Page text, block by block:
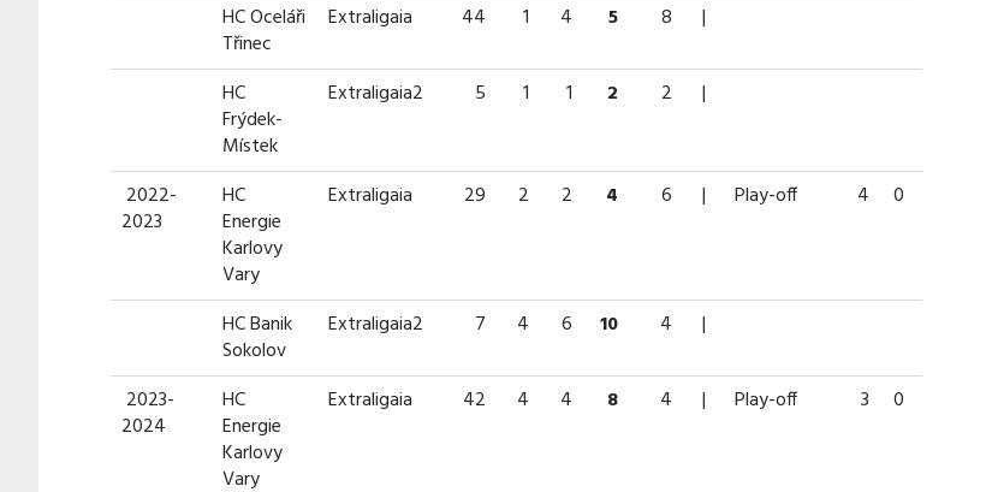
HC Oceláři
Třinec
Extraligaia 44 1 4 5 8 |
HC
Frýdek-
Místek
Extraligaia2 5 1 1 2 2 |
2022-
2023
HC
Energie
Karlovy
Vary
Extraligaia 29 2 2 4 6 | Play-off 4 0
HC Banik
Sokolov
Extraligaia2 7 4 6 10 4 |
2023-
2024
HC
Energie
Karlovy
Vary
Extraligaia 42 4 4 8 4 | Play-off 3 0